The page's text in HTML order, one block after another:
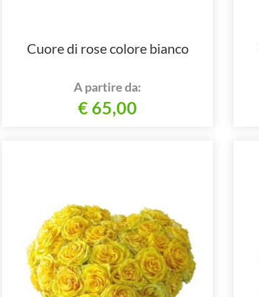
Cuore di rose colore bianco
A partire da:
€ 65,00